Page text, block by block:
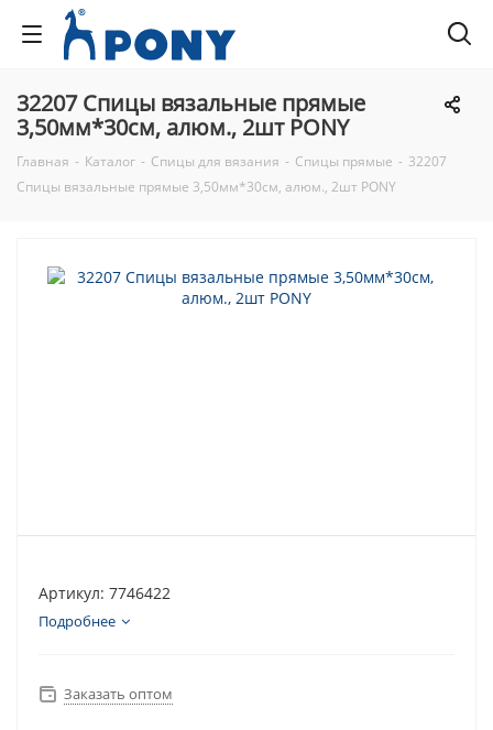
32207 Спицы вязальные прямые
3,50мм*30см, алюм., 2шт PONY
Главная - Каталог - Спицы для вязания - Спицы прямые - 32207
Спицы вязальные прямые 3,50мм*30см, алюм., 2шт PONY
Артикул: 7746422
Подробнее
Заказать оптом